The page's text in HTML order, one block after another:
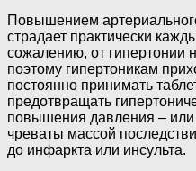
Повышением
страдает практически
сожалению, от гипертонии
поэтому гипертоникам
постоянно принимать
предотвращать
повышения давления – или
чреваты массой
до инфаркта или инсульта.